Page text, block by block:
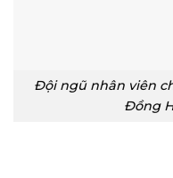
Đội ngũ nhân viên
Đồng